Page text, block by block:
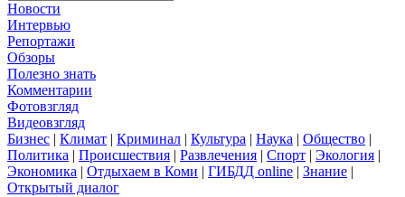
Новости
Интервью
Репортажи
Обзоры
Полезно знать
Комментарии
Фотовзгляд
Видеовзгляд
Бизнес | Климат | Криминал | Культура | Наука | Общество |
Политика | Происшествия | Развлечения | Спорт | Экология |
Экономика | Отдыхаем в Коми | ГИБДД online | Знание |
Открытый диалог